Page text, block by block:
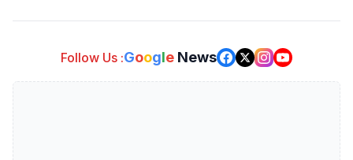
Follow Us :Google News